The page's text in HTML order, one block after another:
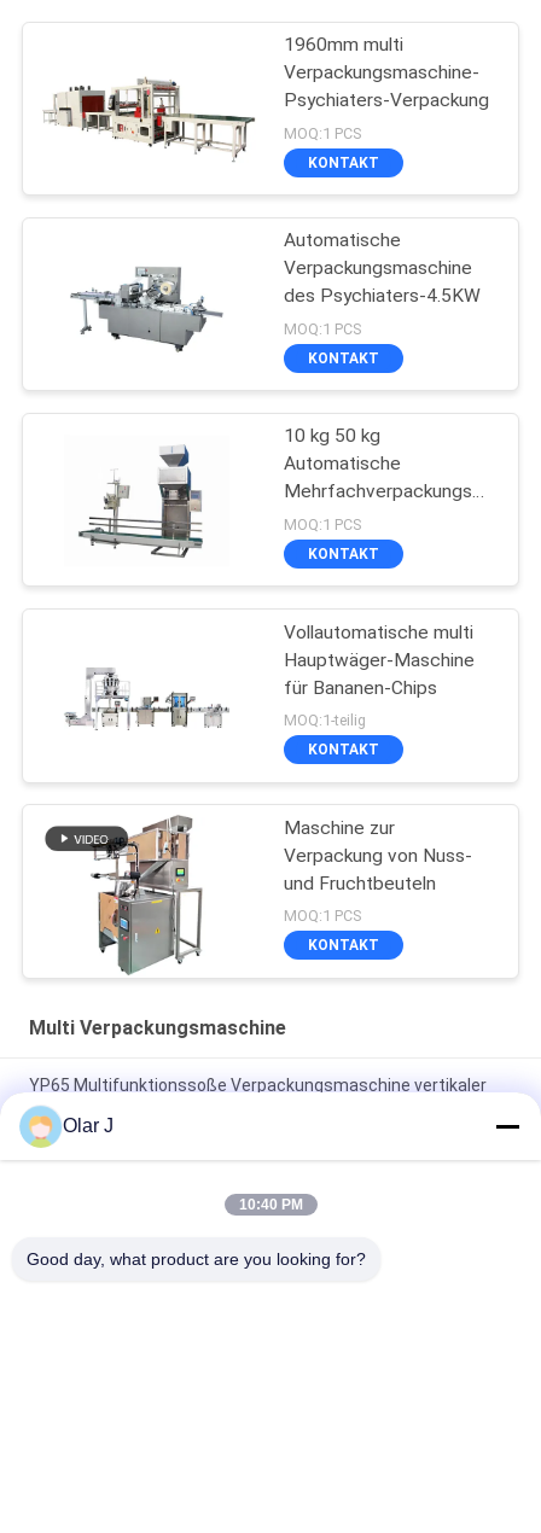
1960mm multi
Verpackungsmaschine-
Psychiaters-Verpackung
MOQ:1 PCS
KONTAKT
Automatische
Verpackungsmaschine
des Psychiaters-4.5KW
MOQ:1 PCS
KONTAKT
10 kg 50 kg
Automatische
Mehrfachverpackungsm
aschine
MOQ:1 PCS
KONTAKT
Vollautomatische multi
Hauptwäger-Maschine
für Bananen-Chips
MOQ:1-teilig
KONTAKT
Maschine zur
Verpackung von Nuss-
und Fruchtbeuteln
MOQ:1 PCS
KONTAKT
Multi Verpackungsmaschine
YP65 Multifunktionssoße Verpackungsmaschine vertikaler
Typ Salatsoße Eispackung Silikonöl
2600W 15KHZ Normative Schweißmaschine für Kunststoffe
MP - 1526B/1518/1530/1532
Schokoladenbohnen Nüsse Snacks
Olar J
10:40 PM
Good day, what product are you looking for?